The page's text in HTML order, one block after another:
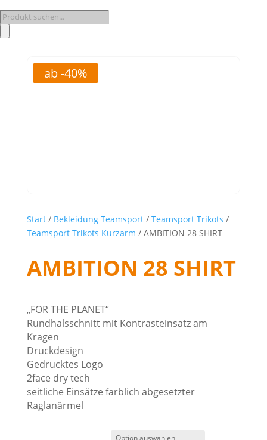
Products
search
ab -40%
Start/ Bekleidung Teamsport/ Teamsport Trikots /
Teamsport Trikots Kurzarm / AMBITION 28 SHIRT
AMBITION 28 SHIRT
„FOR THE PLANET“
Rundhalsschnitt mit Kontrasteinsatz am
Kragen
Druckdesign
Gedrucktes Logo
2face dry tech
seitliche Einsätze farblich abgesetzter
Raglanärmel